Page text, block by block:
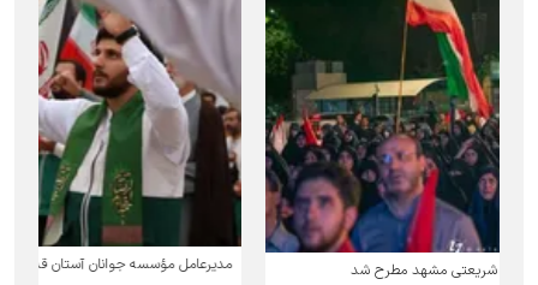
مدیرعامل مؤسسه جوانان آستان قدس رضوی: